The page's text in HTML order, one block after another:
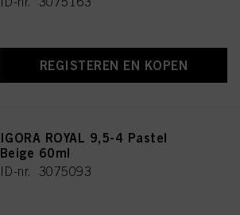
REGISTEREN EN KOPEN
IGORA ROYAL 9,5-4 Pastel
Beige 60ml
ID-nr. 3075093